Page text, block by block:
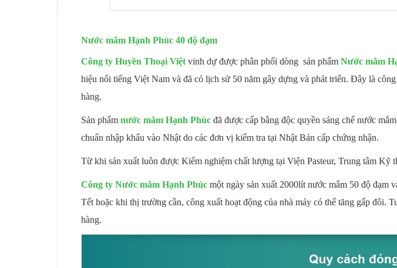
Nước mắm Hạnh Phúc 40 độ đạm
Công ty Huyền Thoại Việt vinh dự được phân phối dòng sản phẩm Nước mắm
hiệu nổi tiếng Việt Nam và đã có lịch sử 50 năm gây dựng và phát triển. Đây là
hàng.
Sản phẩm nước mắm Hạnh Phúc đã được cấp bằng độc quyền sáng chế nước
chuẩn nhập khẩu vào Nhật do các đơn vị kiểm tra tại Nhật Bản cấp chứng nhận.
Từ khi sản xuất luôn được Kiểm nghiệm chất lượng tại Viện Pasteur, Trung tâm Kỹ
Công ty Nước mắm Hạnh Phúc một ngày sản xuất 2000lít nước mắm 50 độ đạm
Tết hoặc khi thị trường cần, công xuất hoạt động của nhà máy có thể tăng gấp đôi.
hàng.